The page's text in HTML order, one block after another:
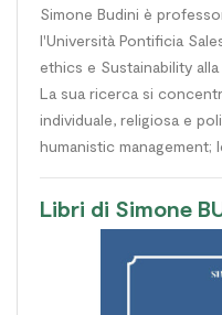
Simone Budini è
l'Università Pontificia
ethics e Sustainability
La sua ricerca si
individuale, religiosa e
humanistic management;
Libri di Simone